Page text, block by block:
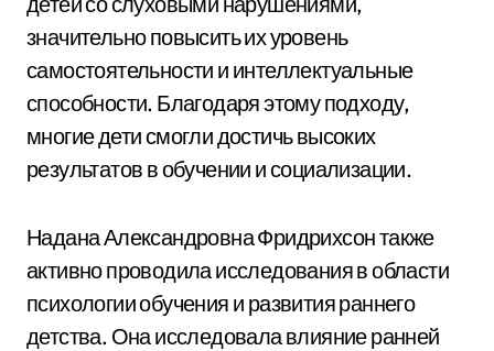
значительно повысить их уровень
самостоятельности и интеллектуальные
способности. Благодаря этому подходу,
многие дети смогли достичь высоких
результатов в обучении и социализации.
Надана Александровна Фридрихсон также
активно проводила исследования в области
психологии обучения и развития раннего
детства. Она исследовала влияние ранней